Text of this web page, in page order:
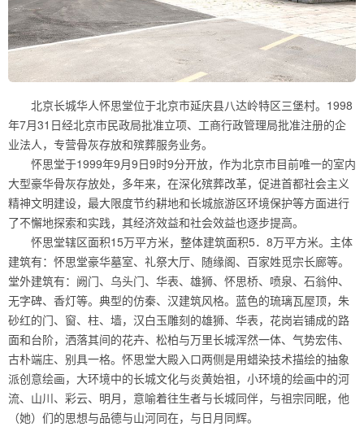
北京长城华人怀思堂位于北京市延庆县八达岭特区三堡村。1998
年7月31日经北京市民政局批准立项、工商行政管理局批准注册的企
业法人，专营骨灰存放和殡葬服务业务。
怀思堂于1999年9月9日9时9分开放，作为北京市目前唯一的室内
大型豪华骨灰存放处，多年来，在深化殡葬改革，促进首都社会主义
精神文明建设，最大限度节约耕地和长城旅游区环境保护等方面进行
了不懈地探索和实践，其经济效益和社会效益也逐步提高。
怀思堂辖区面积15万平方米，整体建筑面积5．8万平方米。主体
建筑有：怀思堂豪华墓室、礼祭大厅、随缘阁、百家姓觅宗长廊等。
堂外建筑有：阙门、乌头门、华表、雄狮、怀思桥、喷泉、石翁仲、
无字碑、香灯等。典型的仿秦、汉建筑风格。蓝色的琉璃瓦屋顶，朱
砂红的门、窗、柱、墙，汉白玉雕刻的雄狮、华表，花岗岩铺成的路
面和台阶，洒落其间的花卉、松柏与万里长城浑然一体、气势宏伟、
古朴端庄、别具一格。怀思堂大殿入口两侧是用蜡染技术描绘的抽象
派创意绘画，大环境中的长城文化与炎黄始祖，小环境的绘画中的河
流、山川、彩云、明月，意喻着往生者与长城同伴，与祖宗同眠，他
（她）们的思想与品德与山河同在，与日月同辉。